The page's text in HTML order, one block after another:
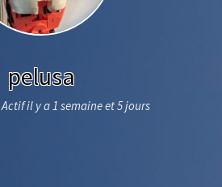
pelusa
Actif il y a 1 semaine et 5 jours